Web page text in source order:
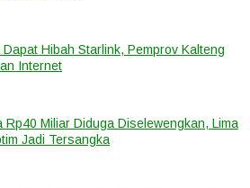
Hibah Starlink, Pemprov Kalteng
Internet
Rp40 Miliar Diduga Diselewengkan, Lima
Jadi Tersangka